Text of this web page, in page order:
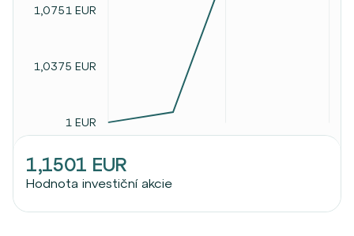
1 EUR
1,0375 EUR
1,0751 EUR
1,1501 EUR
Hodnota investiční akcie